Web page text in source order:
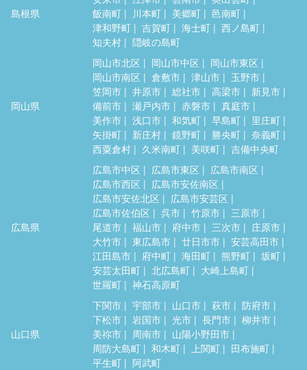
島根県
飯南町
川本町 美郷町
邑南町
津和野町
吉賀町 海士町
西ノ島町
知夫村
隠岐の島町
岡山県
岡山市北区 岡山市中区
岡山市東区
岡山市南区
倉敷市 津山市
玉野市
笠岡市
井原市 総社市 高梁市
新見市
備前市
瀬戸内市 赤磐市
真庭市
美作市
浅口市 和気町 早島町
里庄町
矢掛町
新庄村 鏡野町 勝央町
奈義町
西粟倉村
久米南町 美咲町 吉備中央町
広島県
広島市中区 広島市東区
広島市南区
広島市西区
広島市安佐南区
広島市安佐北区
広島市安芸区
広島市佐伯区
呉市 竹原市
三原市
尾道市
福山市 府中市 三次市
庄原市
大竹市
東広島市 廿日市市
安芸高田市
江田島市
府中町 海田町 熊野町
坂町
安芸太田町
北広島町
大崎上島町
世羅町
神石高原町
山口県
下関市 宇部市 山口市 萩市
防府市
下松市
岩国市 光市 長門市
柳井市
美祢市
周南市
山陽小野田市
周防大島町
和木町 上関町
田布施町
平生町
阿武町